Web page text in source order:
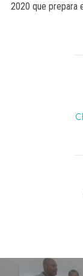
2020 que prepara